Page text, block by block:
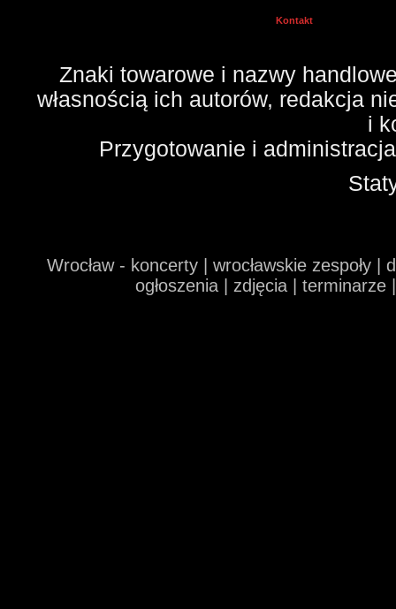
Kontakt
Znaki towarowe i nazwy
własnością ich autorów, redakcja
i
Przygotowanie i
Wrocław - koncerty | wrocławskie zespoły
ogłoszenia | zdjęcia |